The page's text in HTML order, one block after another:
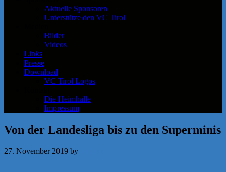
Aktuelle Sponsoren
Unterstütze den VC Tirol
Bilder
Videos
Links
Presse
Download
VC Tirol Logos
Die Heimhalle
Impressum
Von der Landesliga bis zu den Superminis
27. November 2019 by